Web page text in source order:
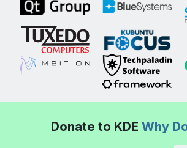
Donate to KDE Why